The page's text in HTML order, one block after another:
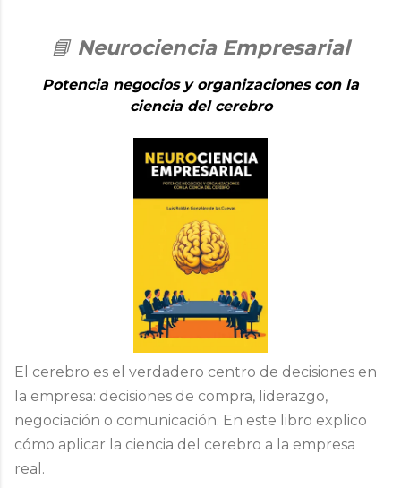
📘 Neurociencia Empresarial
Potencia negocios y organizaciones con la
ciencia del cerebro
El cerebro es el verdadero centro de decisiones en
la empresa: decisiones de compra, liderazgo,
negociación o comunicación. En este libro explico
cómo aplicar la ciencia del cerebro a la empresa
real.